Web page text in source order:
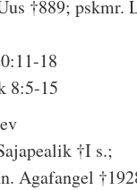
†889; pskmr.
18
8:5-15
†I s.;
Agafangel